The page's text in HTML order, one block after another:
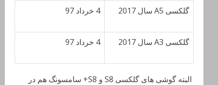
گلکسی A5 سال 2017 4 خرداد 97
گلکسی A3 سال 2017 4 خرداد 97
البته گوشی های گلکسی S8 و S8+ سامسونگ هم در